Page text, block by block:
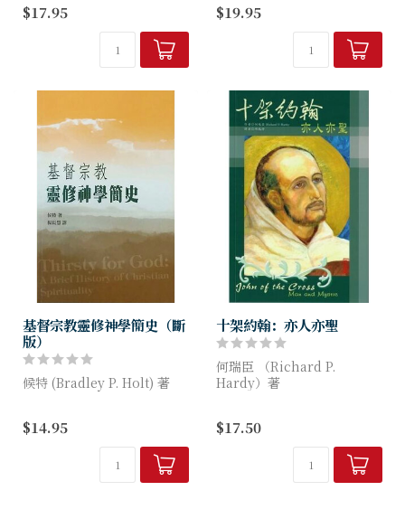
〈武俠靈修〉專欄。深望在這
書裏，金庸武俠小說這「肉
身」，和基督教的「道」的相
遇，使兩者的姿采更顯露出
$17.95
話，從而突破信仰固有藩籬，
開拓更廣闊的視野。本書衍生
自2020-2022年度的「宗教...
$19.95
基督宗教靈修神學簡史（斷
版）
候特 (Bradley P. Holt) 著
督教的靈修與其豐富浩瀚的傳
統相連。作者見多識廣，深具
牧者心腸，促使讀者探索基督
$14.95
十架約翰：亦人亦聖
何瑞臣 （Richard P.
Hardy）著
位滿有神契經驗的修士，本書
記錄他的生平事跡，由何瑞臣
教授(Prof. Richa...
$17.50